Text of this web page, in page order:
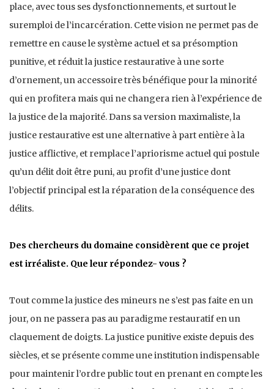
place, avec tous ses dysfonctionnements, et surtout le
suremploi de l’incarcération. Cette vision ne permet pas de
remettre en cause le système actuel et sa présomption
punitive, et réduit la justice restaurative à une sorte
d’ornement, un accessoire très bénéfique pour la minorité
qui en profitera mais qui ne changera rien à l’expérience de
la justice de la majorité. Dans sa version maximaliste, la
justice restaurative est une alternative à part entière à la
justice afflictive, et remplace l’apriorisme actuel qui postule
qu’un délit doit être puni, au profit d’une justice dont
l’objectif principal est la réparation de la conséquence des
délits.
Des chercheurs du domaine considèrent que ce projet
est irréaliste. Que leur répondez- vous ?
Tout comme la justice des mineurs ne s’est pas faite en un
jour, on ne passera pas au paradigme restauratif en un
claquement de doigts. La justice punitive existe depuis des
siècles, et se présente comme une institution indispensable
pour maintenir l’ordre public tout en prenant en compte les